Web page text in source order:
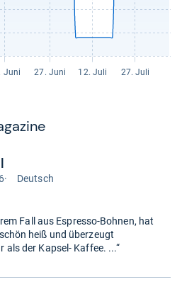
· Deutsch
Fall aus Espresso-Bohnen, hat
heiß und überzeugt
der Kapsel- Kaffee. ...“